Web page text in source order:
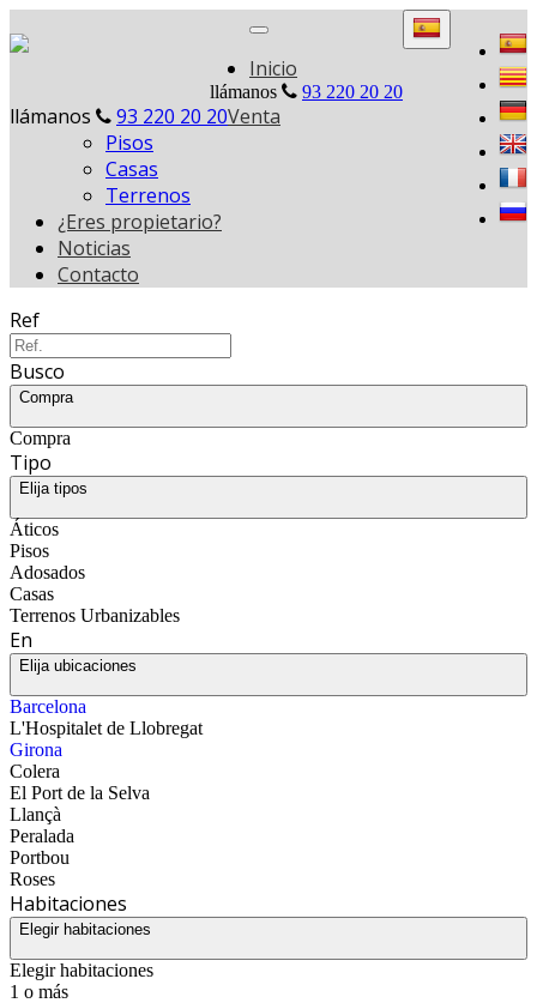
llámanos 93 220 20 20
llámanos 93 220 20 20
Toggle
Inicio
Venta
Pisos
Casas
Terrenos
¿Eres propietario?
Noticias
Contacto
Ref
Busco
Compra
Compra
Tipo
Elija tipos
Áticos
Pisos
Adosados
Casas
Terrenos Urbanizables
En
Elija ubicaciones
Barcelona
L'Hospitalet de Llobregat
Girona
Colera
El Port de la Selva
Llançà
Peralada
Portbou
Roses
Habitaciones
Elegir habitaciones
Elegir habitaciones
1 o más